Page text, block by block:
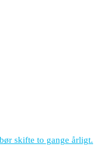
skifte to gange årligt.